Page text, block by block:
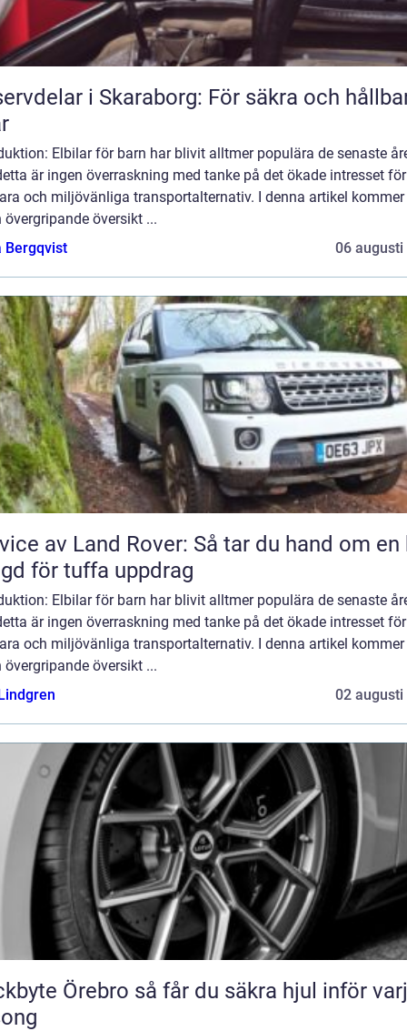
i Skaraborg: För säkra och
Elbilar för barn har blivit alltmer populära de senaste
är ingen överraskning med tanke på det ökade intresset för
och miljövänliga transportalternativ. I denna artikel
övergripande översikt ...
Bergqvist
06 augusti
av Land Rover: Så tar du hand om en
för tuffa uppdrag
Elbilar för barn har blivit alltmer populära de senaste
är ingen överraskning med tanke på det ökade intresset för
och miljövänliga transportalternativ. I denna artikel
övergripande översikt ...
02 augusti
så får du säkra hjul inför varje